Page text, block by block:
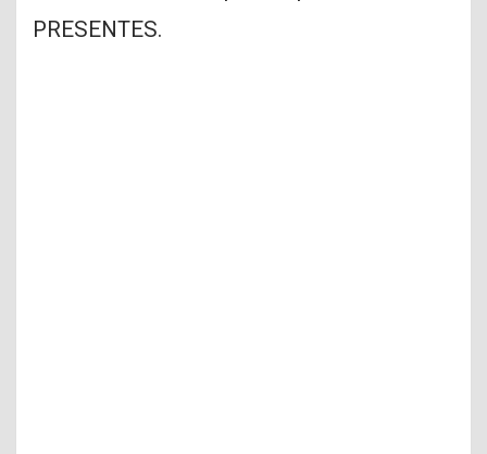
PRESENTES.